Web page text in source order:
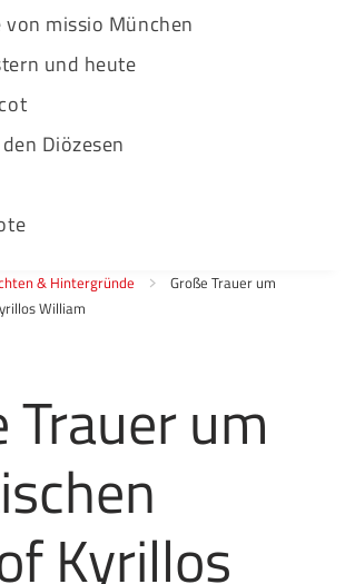
missio München
und heute
Diözesen
& Hintergründe
Große Trauer um
William
Trauer um
Kyrillos